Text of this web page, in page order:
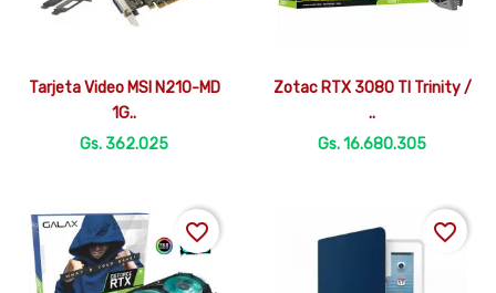
Vista rápida
Tarjeta Video MSI N210-MD
1G..
Gs. 362.025
Vista rápida
Zotac RTX 3080 TI Trinity /
..
Gs. 16.680.305
favorite_border favorite_border